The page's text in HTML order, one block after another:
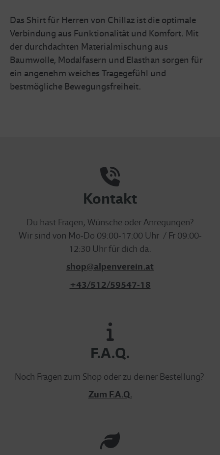
Das Shirt für Herren von Chillaz ist die optimale
Verbindung aus Funktionalität und Komfort. Mit
der durchdachten Materialmischung aus
Baumwolle, Modalfasern und Elasthan sorgen für
ein angenehm weiches Tragegefühl und
bestmögliche Bewegungsfreiheit.
Kontakt
Du hast Fragen, Wünsche oder Anregungen?
Wir sind von Mo-Do 09:00-17:00 Uhr / Fr 09:00-
12:30 Uhr für dich da.
shop@alpenverein.at
+43/512/59547-18
F.A.Q.
Noch Fragen zum Shop oder zu deiner Bestellung?
Zum F.A.Q.